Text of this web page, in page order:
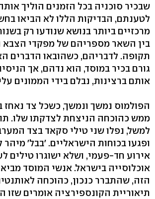
שבכיר סוכניה בכל הזמנים הוליך
לטענתם, הבדיקות הללו לא הביאו
בין השאר מספריהם של מפקדי הצבא
תקופה. לדבריהם, כשהובאו הדברים
גורם בכיר במוסד, הוא נדהם, אך
אותם ברצינות, נבלם בידי הממונים
הפולמוס נמשך ונמשך, כשכל צד נאחז
ממש כהוכחה הניצחת לצדקתו שלו.
למשל, נפלו שני טילי סקאד בצד
ופגעו בכוחות הישראליים. 'בבל' מיהר
אירוע חד-פעמי, ושלא ישוגרו טילים
אוכלוסייה בישראל. אנשי המוסד
הזה, שהתברר כנכון, כהוכחה
תיאוריית הקונספירציה אומרים שזו